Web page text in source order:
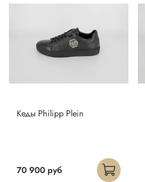
Кеды Philipp Plein
70 900 руб